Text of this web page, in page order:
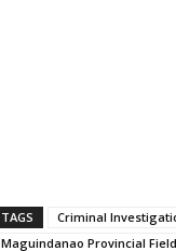
TAGS Criminal
Maguindanao Provincial